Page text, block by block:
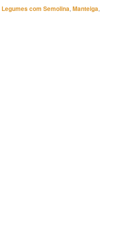
Legumes com Semolina, Manteiga,